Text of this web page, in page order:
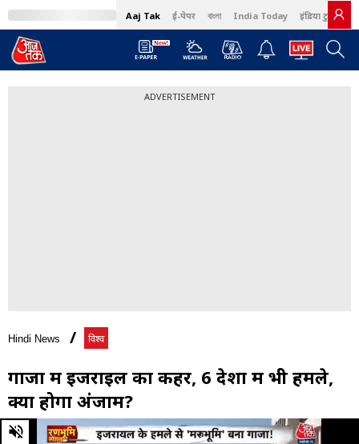
Aaj Tak ई-पेपर বাংলা India Today इंडिया टुडे हिंदी
ADVERTISEMENT
Hindi News विश्व
गाजा में इजराइल का कहर, 6 देशों में भी हमले,
क्या होगा अंजाम?
0
of